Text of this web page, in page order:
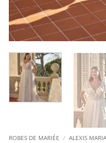
ROBES DE MARIÉE / ALEXIS